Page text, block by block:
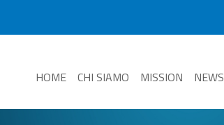
HOME CHI SIAMO MISSION NEWS